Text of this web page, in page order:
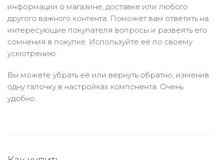
информации о магазине, доставке или любого
другого важного контента. Поможет вам ответить на
интересующие покупателя вопросы и развеять его
сомнения в покупке. Используйте её по своему
усмотрению.
Вы можете убрать её или вернуть обратно, изменив
одну галочку в настройках компонента. Очень
удобно.